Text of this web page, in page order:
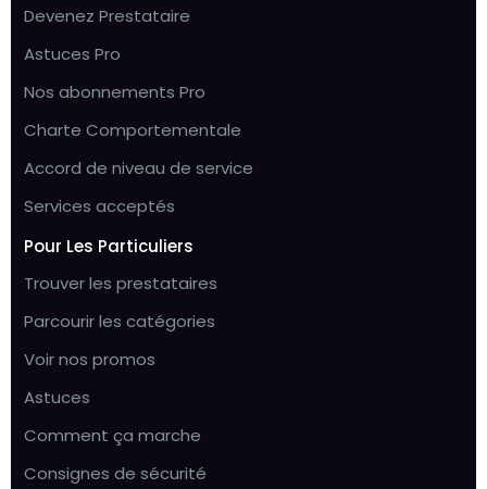
Devenez Prestataire
Astuces Pro
Nos abonnements Pro
Charte Comportementale
Accord de niveau de service
Services acceptés
Pour Les Particuliers
Trouver les prestataires
Parcourir les catégories
Voir nos promos
Astuces
Comment ça marche
Consignes de sécurité